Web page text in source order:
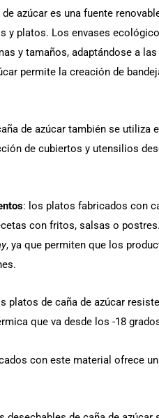
de azúcar es una fuente
y platos. Los envases
y tamaños, adaptándose a
permite la creación de
de azúcar también se utiliza
de cubiertos y utensilios
: los platos fabricados con
con fritos, salsas o
, ya que permiten que los
platos de caña de azúcar
que va desde los -18
con este material ofrece